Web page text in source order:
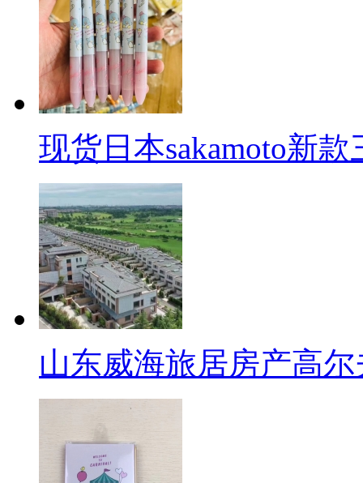
现货日本sakamoto新
山东威海旅居房产高